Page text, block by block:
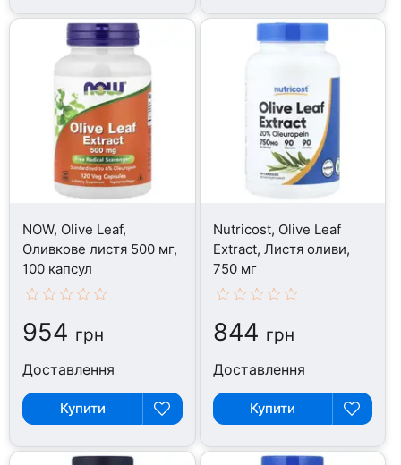
NOW, Olive Leaf,
Оливкове листя 500 мг,
100 капсул
954 грн
Доставлення
Купити
Nutricost, Olive Leaf
Extract, Листя оливи,
750 мг
844 грн
Доставлення
Купити